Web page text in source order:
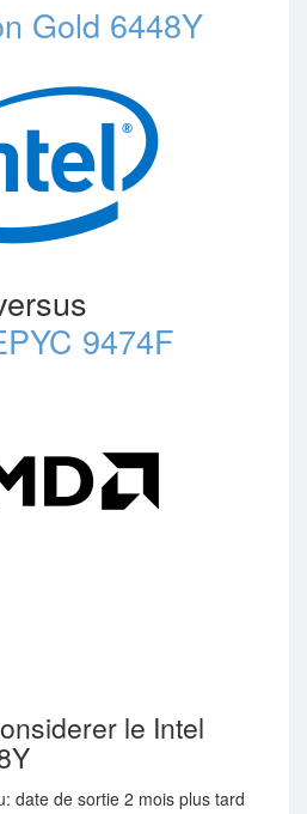
Gold 6448Y
9474F
le Intel
date de sortie 2 mois plus tard